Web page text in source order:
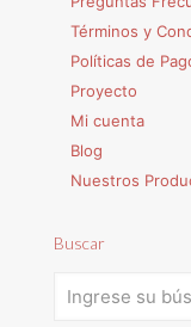
Términos y
Políticas de
Proyecto
Mi cuenta
Blog
Nuestros
Buscar